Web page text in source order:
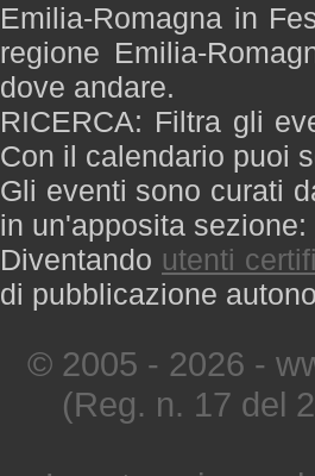
Emilia-Romagna in
regione Emilia-
dove andare.
RICERCA: Filtra gli
Con il calendario puoi
Gli eventi sono curati
in un'apposita sezione:
Diventando utenti
di pubblicazione
© 2005 - 2026 -
(Reg. n. 17 del